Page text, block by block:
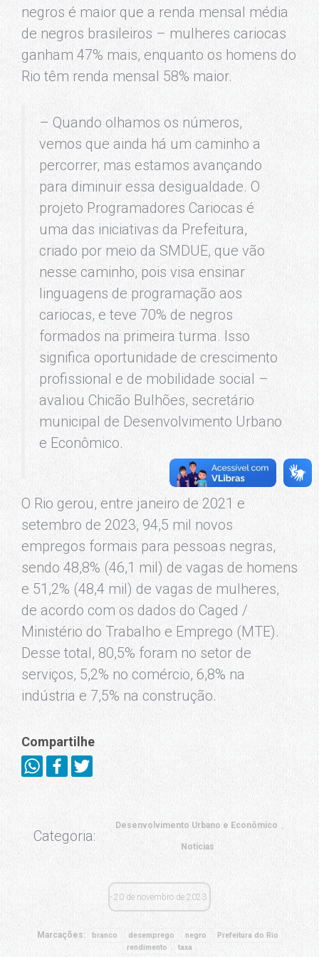
negros é maior que a renda mensal média
de negros brasileiros – mulheres cariocas
ganham 47% mais, enquanto os homens do
Rio têm renda mensal 58% maior.
– Quando olhamos os números,
vemos que ainda há um caminho a
percorrer, mas estamos avançando
para diminuir essa desigualdade. O
projeto Programadores Cariocas é
uma das iniciativas da Prefeitura,
criado por meio da SMDUE, que vão
nesse caminho, pois visa ensinar
linguagens de programação aos
cariocas, e teve 70% de negros
formados na primeira turma. Isso
significa oportunidade de crescimento
profissional e de mobilidade social –
avaliou Chicão Bulhões, secretário
municipal de Desenvolvimento Urbano
e Econômico.
O Rio gerou, entre janeiro de 2021 e
setembro de 2023, 94,5 mil novos
empregos formais para pessoas negras,
sendo 48,8% (46,1 mil) de vagas de homens
e 51,2% (48,4 mil) de vagas de mulheres,
de acordo com os dados do Caged /
Ministério do Trabalho e Emprego (MTE).
Desse total, 80,5% foram no setor de
serviços, 5,2% no comércio, 6,8% na
indústria e 7,5% na construção.
Compartilhe
Categoria:
Desenvolvimento Urbano e Econômico
Notícias
20 de novembro de 2023
Marcações: branco desemprego negro
Prefeitura do Rio
rendimento
taxa